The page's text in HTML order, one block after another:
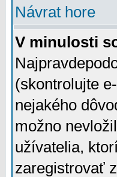
Návrat hore
V minulosti
(skontrolujte
nejakého
možno
užívatelia,
zaregistrovať